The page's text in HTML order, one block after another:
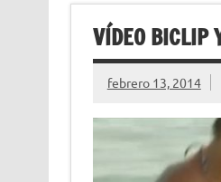
VÍDEO BICLIP
febrero 13, 2014